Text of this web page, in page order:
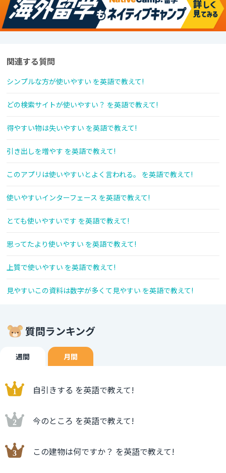
関連する質問
シンプルな方が使いやすい を英語で教えて!
どの検索サイトが使いやすい？ を英語で教えて!
得やすい物は失いやすい を英語で教えて!
引き出しを増やす を英語で教えて!
このアプリは使いやすいとよく言われる。 を英語で教えて!
使いやすいインターフェース を英語で教えて!
とても使いやすいです を英語で教えて!
思ってたより使いやすい を英語で教えて!
上質で使いやすい を英語で教えて!
見やすいこの資料は数字が多くて見やすい を英語で教えて!
質問ランキング
週間 月間
自引きする を英語で教えて!
今のところ を英語で教えて!
この建物は何ですか？ を英語で教えて!